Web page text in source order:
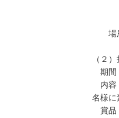
※数
※交
場所
（２
期間
内容
名様に
賞品